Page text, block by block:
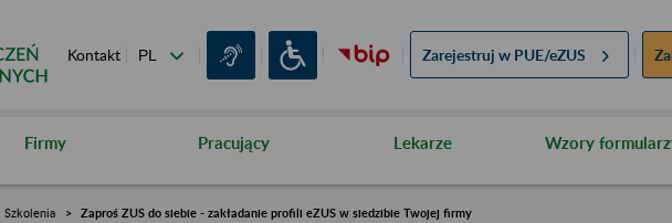
Kontakt Zarejestruj w PUE/eZUS
Firmy Pracujący Lekarze Wzory
Szkolenia Zaproś ZUS do siebie - zakładanie profili eZUS w siedzibie Twojej firmy